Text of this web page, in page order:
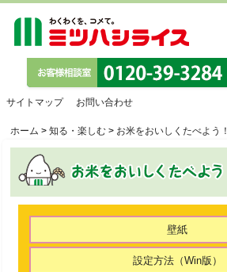
サイトマップ お問い合わせ
ホーム > 知る・楽しむ > お米をおいしくたべよう！
壁紙
設定方法（Win版）